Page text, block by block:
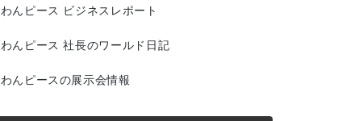
わんピース ビジネスレポート
わんピース 社長のワールド日記
わんピースの展示会情報